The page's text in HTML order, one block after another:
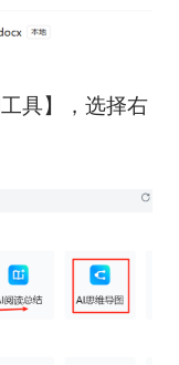
具】，选择右